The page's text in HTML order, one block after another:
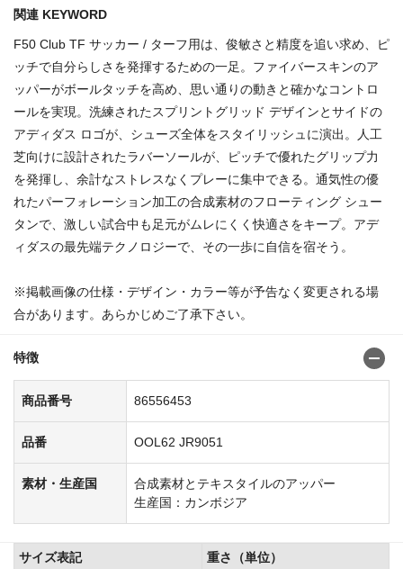
関連 KEYWORD
F50 Club TF サッカー / ターフ用は、俊敏さと精度を追い求め、ピ
ッチで自分らしさを発揮するための一足。ファイバースキンのア
ッパーがボールタッチを高め、思い通りの動きと確かなコントロ
ールを実現。洗練されたスプリントグリッド デザインとサイドの
アディダス ロゴが、シューズ全体をスタイリッシュに演出。人工
芝向けに設計されたラバーソールが、ピッチで優れたグリップ力
を発揮し、余計なストレスなくプレーに集中できる。通気性の優
れたパーフォレーション加工の合成素材のフローティング シュー
タンで、激しい試合中も足元がムレにくく快適さをキープ。アデ
ィダスの最先端テクノロジーで、その一歩に自信を宿そう。
※掲載画像の仕様・デザイン・カラー等が予告なく変更される場
合があります。あらかじめご了承下さい。
特徴
商品番号 86556453
品番 OOL62 JR9051
素材・生産国
合成素材とテキスタイルのアッパー
生産国：カンボジア
サイズ表記 重さ（単位）